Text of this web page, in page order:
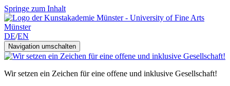
Springe zum Inhalt
DE/EN
Navigation umschalten
Wir setzen ein Zeichen für eine offene und inklusive Gesellschaft!